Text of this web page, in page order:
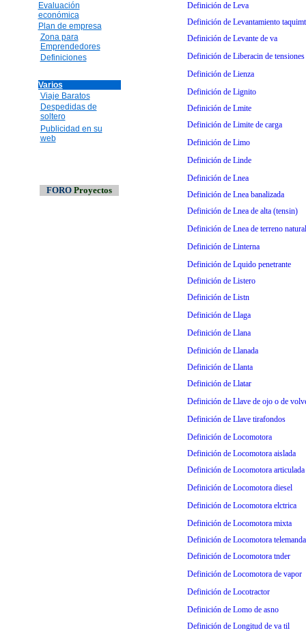
Evaluación
económica
Plan de empresa
Zona para
Emprendedores
Definiciones
Varios
Viaje Baratos
Despedidas de
soltero
Publicidad en su
web
FORO Proyectos
Definición de Leva
Definición de Levantamiento
Definición de Levante de va
Definición de Liberacin de tensiones
Definición de Lienza
Definición de Lignito
Definición de Lmite
Definición de Limite de carga
Definición de Limo
Definición de Linde
Definición de Lnea
Definición de Lnea banalizada
Definición de Lnea de alta (tensin)
Definición de Lnea de terreno natural
Definición de Linterna
Definición de Lquido penetrante
Definición de Listero
Definición de Listn
Definición de Llaga
Definición de Llana
Definición de Llanada
Definición de Llanta
Definición de Llatar
Definición de Llave de ojo o de
Definición de Llave tirafondos
Definición de Locomotora
Definición de Locomotora aislada
Definición de Locomotora articulada
Definición de Locomotora diesel
Definición de Locomotora elctrica
Definición de Locomotora mixta
Definición de Locomotora
Definición de Locomotora tnder
Definición de Locomotora de vapor
Definición de Locotractor
Definición de Lomo de asno
Definición de Longitud de va til